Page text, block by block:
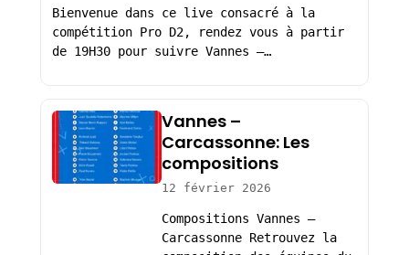
Bienvenue dans ce live consacré à la
compétition Pro D2, rendez vous à partir
de 19H30 pour suivre Vannes –…
Vannes –
Carcassonne: Les
compositions
12 février 2026
Compositions Vannes –
Carcassonne Retrouvez la